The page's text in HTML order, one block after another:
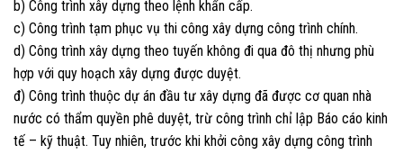
b) Công trình xây dựng theo lệnh khẩn cấp.
c) Công trình tạm phục vụ thi công xây dựng công trình chính.
d) Công trình xây dựng theo tuyến không đi qua đô thị nhưng phù
hợp với quy hoạch xây dựng được duyệt.
đ) Công trình thuộc dự án đầu tư xây dựng đã được cơ quan nhà
nước có thẩm quyền phê duyệt, trừ công trình chỉ lập Báo cáo kinh
tế – kỹ thuật. Tuy nhiên, trước khi khởi công xây dựng công trình